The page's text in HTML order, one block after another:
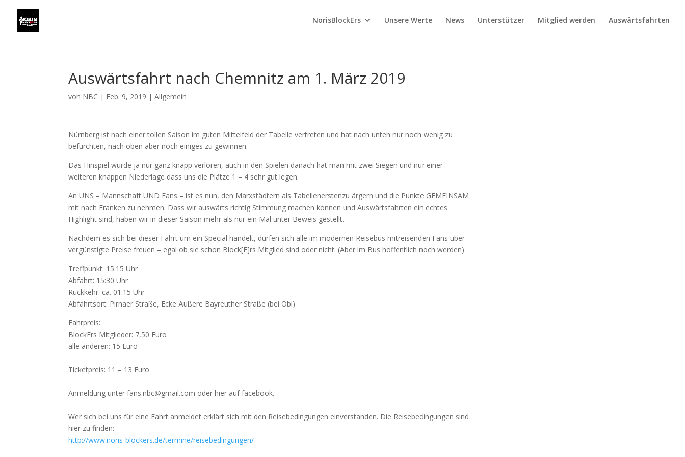
NorisBlockErs Unsere Werte News Unterstützer Mitglied werden Auswärtsfahrten
Auswärtsfahrt nach Chemnitz am 1. März 2019
von NBC | Feb. 9, 2019 |Allgemein
Nürnberg ist nach einer tollen Saison im guten Mittelfeld der Tabelle vertreten und hat nach unten nur noch wenig zu
befürchten, nach oben aber noch einiges zu gewinnen.
Das Hinspiel wurde ja nur ganz knapp verloren, auch in den Spielen danach hat man mit zwei Siegen und nur einer
weiteren knappen Niederlage dass uns die Plätze 1 – 4 sehr gut legen.
An UNS – Mannschaft UND Fans – ist es nun, den Marxstädtern als Tabellenerstenzu ärgern und die Punkte GEMEINSAM
mit nach Franken zu nehmen. Dass wir auswärts richtig Stimmung machen können und Auswärtsfahrten ein echtes
Highlight sind, haben wir in dieser Saison mehr als nur ein Mal unter Beweis gestellt.
Nachdem es sich bei dieser Fahrt um ein Special handelt, dürfen sich alle im modernen Reisebus mitreisenden Fans über
vergünstigte Preise freuen – egal ob sie schon Block[E]rs Mitglied sind oder nicht. (Aber im Bus hoffentlich noch werden)
Treffpunkt: 15:15 Uhr
Abfahrt: 15:30 Uhr
Rückkehr: ca. 01:15 Uhr
Abfahrtsort: Pirnaer Straße, Ecke Äußere Bayreuther Straße (bei Obi)
Fahrpreis:
BlockErs Mitglieder: 7,50 Euro
alle anderen: 15 Euro
Ticketpreis: 11 – 13 Euro
Anmeldung unter fans.nbc@gmail.com oder hier auf facebook.
Wer sich bei uns für eine Fahrt anmeldet erklärt sich mit den Reisebedingungen einverstanden. Die Reisebedingungen sind
hier zu finden:
http://www.noris-blockers.de/termine/reisebedingungen/